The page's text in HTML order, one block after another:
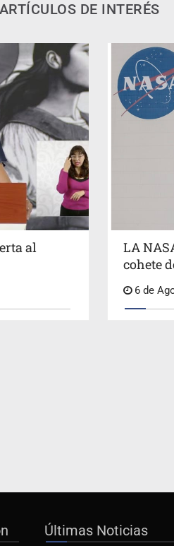
ARTÍCULOS DE INTERÉS
al
LA
cohete
6 de
Últimas Noticias